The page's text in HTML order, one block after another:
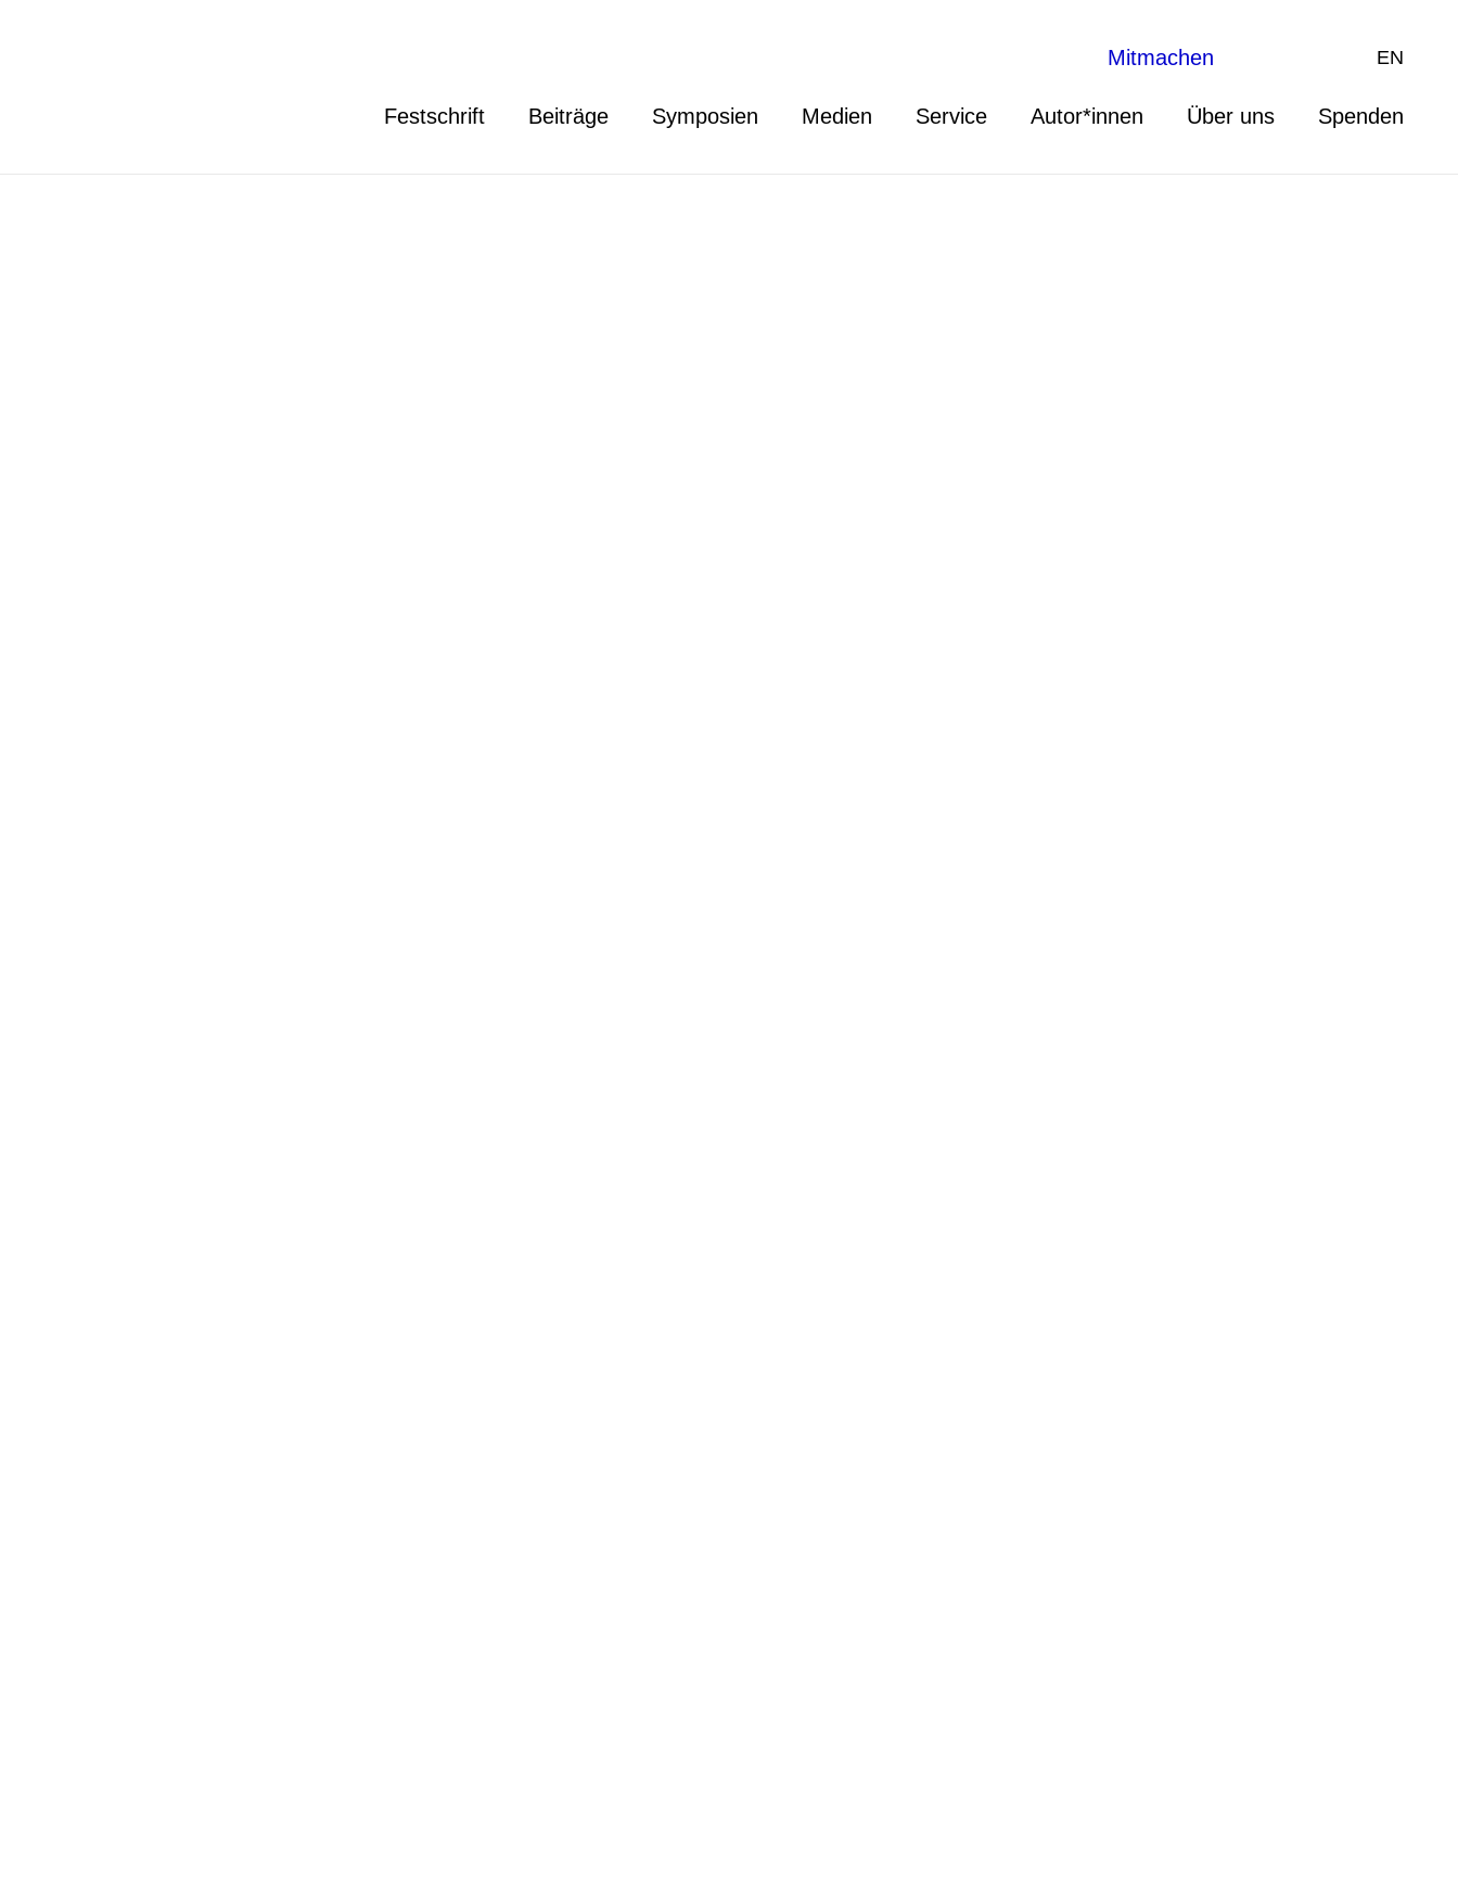
Festschrift Beiträge Symposien Medien Service Autor*innen Über uns Spenden
EN
Mitmachen